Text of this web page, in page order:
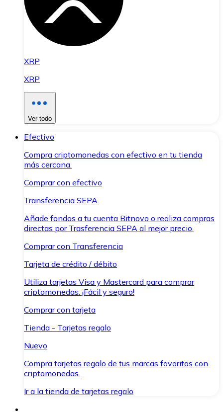
XRP
XRP
Ver todo
Efectivo
Compra criptomonedas con efectivo en tu tienda
más cercana.
Comprar con efectivo
Transferencia SEPA
Añade fondos a tu cuenta Bitnovo o realiza compras
directas por Trasferencia SEPA al mejor precio.
Comprar con Transferencia
Tarjeta de crédito / débito
Utiliza tarjetas Visa y Mastercard para comprar
criptomonedas. ¡Fácil y seguro!
Comprar con tarjeta
Tienda - Tarjetas regalo
Nuevo
Compra tarjetas regalo de tus marcas favoritas con
criptomonedas.
Ir a la tienda de tarjetas regalo